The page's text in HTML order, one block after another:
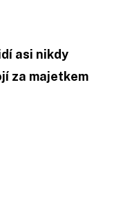
asi nikdy
za majetkem